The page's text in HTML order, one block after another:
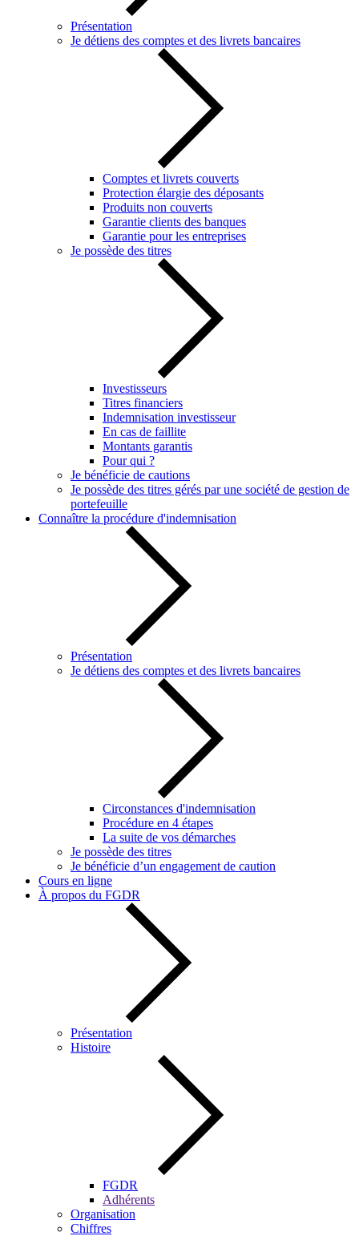
Présentation
Je détiens des comptes et des livrets bancaires
Comptes et livrets couverts
Protection élargie des déposants
Produits non couverts
Garantie clients des banques
Garantie pour les entreprises
Je possède des titres
Investisseurs
Titres financiers
Indemnisation investisseur
En cas de faillite
Montants garantis
Pour qui ?
Je bénéficie de cautions
Je possède des titres gérés par une société de gestion de
portefeuille
Connaître la procédure d'indemnisation
Présentation
Je détiens des comptes et des livrets bancaires
Circonstances d'indemnisation
Procédure en 4 étapes
La suite de vos démarches
Je possède des titres
Je bénéficie d’un engagement de caution
Cours en ligne
À propos du FGDR
Présentation
Histoire
FGDR
Adhérents
Organisation
Chiffres